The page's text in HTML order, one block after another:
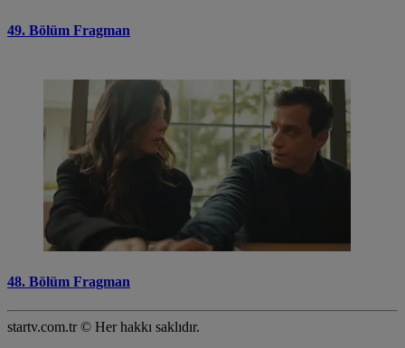
49. Bölüm Fragman
48. Bölüm Fragman
startv.com.tr © Her hakkı saklıdır.